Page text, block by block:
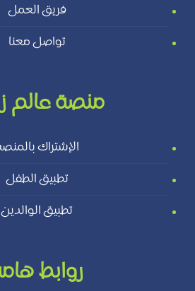
فريق العمل
تواصل معنا
منصة عالم
الإشتراك
تطبيق الطفل
تطبيق الوالدين
روابط